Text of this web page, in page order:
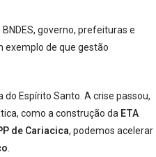
BNDES, governo, prefeituras e
exemplo de que gestão
do Espírito Santo. A crise passou,
como a construção da ETA
de Cariacica, podemos acelerar